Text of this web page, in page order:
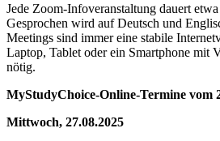
Jede Zoom-Infoveranstaltung dauert
Gesprochen wird auf Deutsch und
Meetings sind immer eine stabile
Laptop, Tablet oder ein Smartphone mit
nötig.
MyStudyChoice-Online-Termine vom
Mittwoch, 27.08.2025